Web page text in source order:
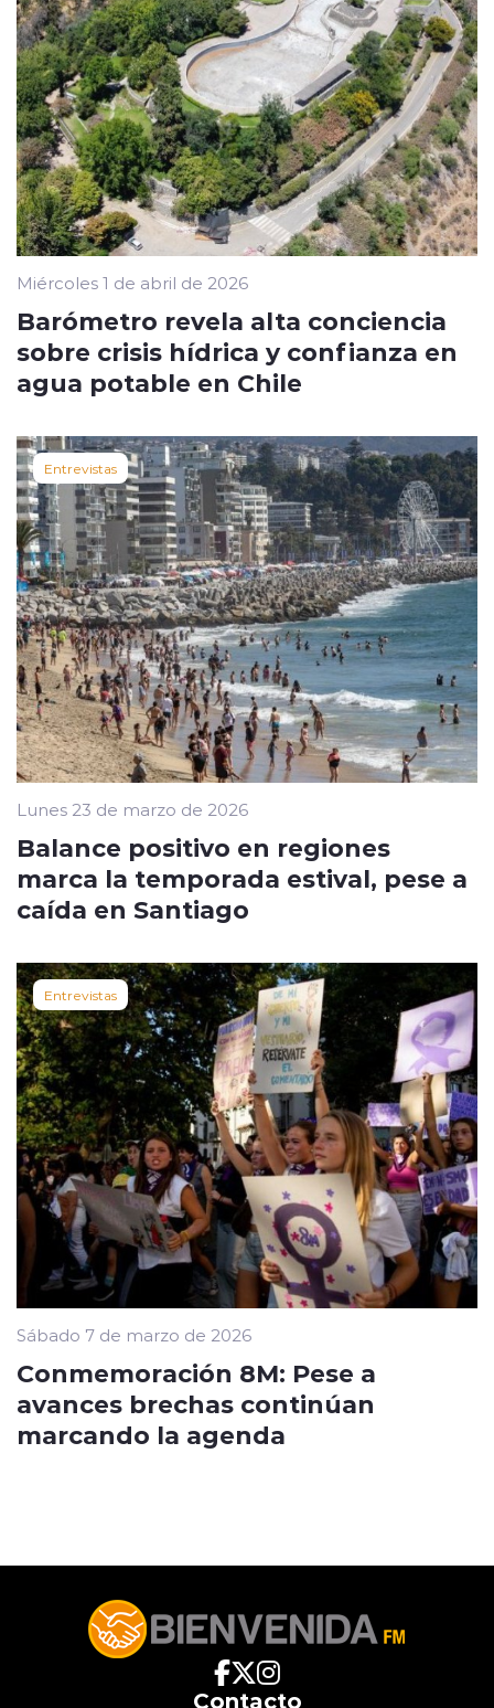
Miércoles 1 de abril de 2026
Barómetro revela alta conciencia
sobre crisis hídrica y confianza en
agua potable en Chile
Entrevistas
Lunes 23 de marzo de 2026
Balance positivo en regiones
marca la temporada estival, pese a
caída en Santiago
Entrevistas
Sábado 7 de marzo de 2026
Conmemoración 8M: Pese a
avances brechas continúan
marcando la agenda
Contacto